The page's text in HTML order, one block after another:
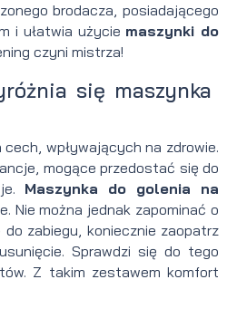
brodacza, posiadającego
i ułatwia użycie maszynki do
czyni mistrza!
się maszynka
wpływających na zdrowie.
mogące przedostać się do
Maszynka do golenia na
Nie można jednak zapominać o
zabiegu, koniecznie zaopatrz
Sprawdzi się do tego
Z takim zestawem komfort